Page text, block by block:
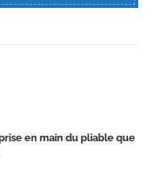
en main du pliable que